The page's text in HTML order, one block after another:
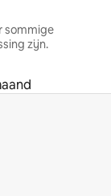
sommige
zijn.